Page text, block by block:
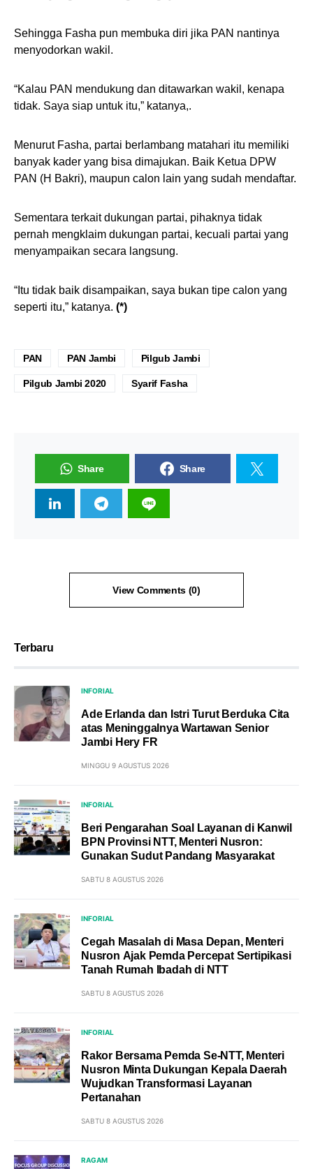
Sehingga Fasha pun membuka diri jika PAN nantinya
menyodorkan wakil.
“Kalau PAN mendukung dan ditawarkan wakil, kenapa
tidak. Saya siap untuk itu,” katanya,.
Menurut Fasha, partai berlambang matahari itu memiliki
banyak kader yang bisa dimajukan. Baik Ketua DPW
PAN (H Bakri), maupun calon lain yang sudah mendaftar.
Sementara terkait dukungan partai, pihaknya tidak
pernah mengklaim dukungan partai, kecuali partai yang
menyampaikan secara langsung.
“Itu tidak baik disampaikan, saya bukan tipe calon yang
seperti itu,” katanya. (*)
PAN PAN Jambi Pilgub Jambi
Pilgub Jambi 2020 Syarif Fasha
Share Share
View Comments (0)
Terbaru
INFORIAL
Ade Erlanda dan Istri Turut Berduka Cita
atas Meninggalnya Wartawan Senior
Jambi Hery FR
MINGGU 9 AGUSTUS 2026
INFORIAL
Beri Pengarahan Soal Layanan di Kanwil
BPN Provinsi NTT, Menteri Nusron:
Gunakan Sudut Pandang Masyarakat
SABTU 8 AGUSTUS 2026
INFORIAL
Cegah Masalah di Masa Depan, Menteri
Nusron Ajak Pemda Percepat Sertipikasi
Tanah Rumah Ibadah di NTT
SABTU 8 AGUSTUS 2026
INFORIAL
Rakor Bersama Pemda Se-NTT, Menteri
Nusron Minta Dukungan Kepala Daerah
Wujudkan Transformasi Layanan
Pertanahan
SABTU 8 AGUSTUS 2026
RAGAM